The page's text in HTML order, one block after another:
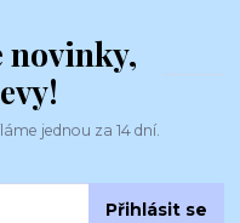
novinky,
jednou za 14 dní.
Přihlásit se